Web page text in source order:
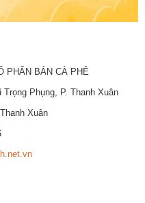
PHẨN BẢN CÀ PHÊ
Trọng Phụng, P. Thanh Xuân
Xuân